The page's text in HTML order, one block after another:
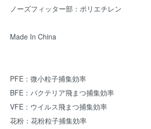
ノーズフィッター部：ポリエチレン
Made In China
PFE：微小粒子捕集効率
BFE：バクテリア飛まつ捕集効率
VFE：ウイルス飛まつ捕集効率
花粉：花粉粒子捕集効率